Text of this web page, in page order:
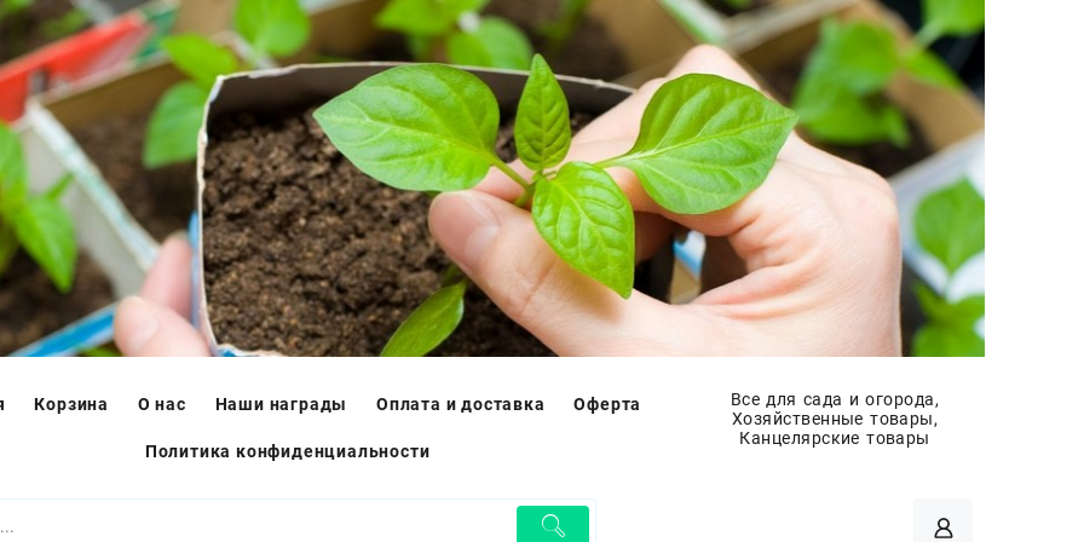
Все для сада и огорода,
Хозяйственные товары,
Канцелярские товары
Корзина О нас Наши награды Оплата и доставка Оферта
Политика конфиденциальности